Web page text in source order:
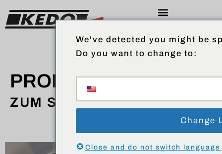
PRODUKTE
ZUM SHOP
We've detected you might be
Do you want to change to:
Change
Close and do not switch language